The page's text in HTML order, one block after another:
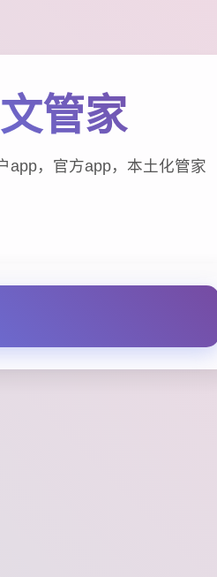
管家
app，官方app，本土化管家